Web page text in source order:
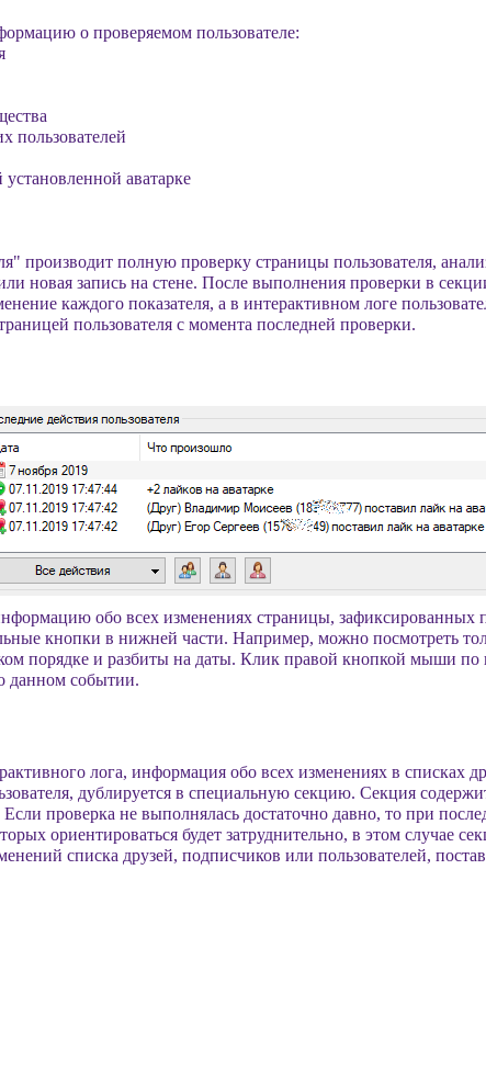
о проверяемом пользователе:
пользователей
аватарке
производит полную проверку страницы пользователя,
новая запись на стене. После выполнения проверки в
каждого показателя, а в интерактивном логе
пользователя с момента последней проверки.
обо всех изменениях страницы,
кнопки в нижней части. Например, можно посмотреть
порядке и разбиты на даты. Клик правой кнопкой мыши по
данном событии.
лога, информация обо всех изменениях в списках
дублируется в специальную секцию. Секция
Если проверка не выполнялась достаточно давно, то при
ориентироваться будет затруднительно, в этом случае
списка друзей, подписчиков или пользователей,